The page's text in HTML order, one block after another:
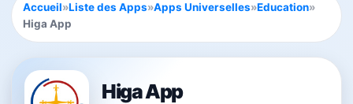
Accueil»Liste des Apps»Apps Universelles»Education»
Higa App
Higa App